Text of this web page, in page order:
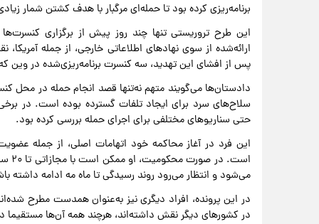
برنامه‌ریزی کرده بود تا حمله‌ای مرگبار با هدف کشتن شمار
این طرح تروریستی تنها چند روز پیش از برگزاری
ارائه‌شده از سوی نهادهای اطلاعاتی خارجی، از جمله
پس از افشای این تهدید، سه کنسرت برنامه‌ریزی‌شده در وین که انتظار می‌رفت حدود
دادستان‌ها می‌گویند متهم نه‌تنها قصد انجام حمله در محل
سلاح‌های سرد برای ایجاد تلفات گسترده بوده است. در
حتی سناریوهای مختلفی برای اجرای حمله بررسی کرده بود.
این فرد در آغاز محاکمه خود اتهامات اصلی، از جمله
می‌شود و انتظار می‌رود روند رسیدگی تا ماه مه ادامه داشته
در این پرونده، افراد دیگری نیز به‌عنوان همدست مطرح
در کشورهای دیگر نقش داشته‌اند، هرچند همه آن‌ها